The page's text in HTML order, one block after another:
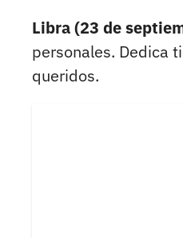
Libra (23 de
personales. Dedica
queridos.